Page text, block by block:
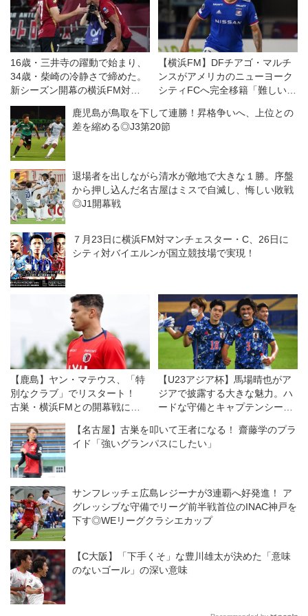
16歳・三井寺の躍動で始まり、
34歳・柴崎の冷静さで締めた。
新シーズン開幕の横浜FM対鹿
島は特筆すべき好ゲームだった
◎J１開幕戦
【横浜FM】DFチアゴ・マルチ
ンスがアメリカのニューヨーク
シティFCへ完全移籍「難しい決
鹿児島が鳥取を下して連勝！昇格争いへ、上位との
差を縮める◎J3第20節
退場者を出しながら清水が敵地で大きな１勝。序盤
から押し込んだ名古屋はミスで自滅し、悔しい敗戦
◎J1開幕戦
７月23日に横浜FM対マンチェスター・C、26日に
シティ対バイエルンが国立競技場で実現！
【鹿島】ヤン・マテウス、「特
別なクラブ」でリスタート！
古巣・横浜FMとの開幕戦に向
けては「感情的な試合になる」
が「勝利を求めたい！」
【U23アジア杯】馬場晴也がア
ジアで披露する大きな魅力。ハ
ードな守備とキャプテンシー、
【名古屋】古巣を叩いて王者になる！ 齋藤学のプラ
イド「強いグランパスにしたい」
サンフレッチェ広島レジーナが3連覇へ好発進！ ア
グレッシブな守備でリーグ前半戦首位のINAC神戸を
下す◎WEリーグクラシエカップ
【C大阪】「下手くそ」な豊川雄太が決めた「意味
のないゴール」の深い意味